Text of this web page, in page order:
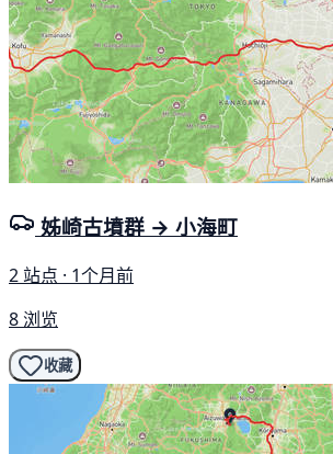
姊崎古墳群 → 小海町
2 站点 · 1个月前
8 浏览
收藏